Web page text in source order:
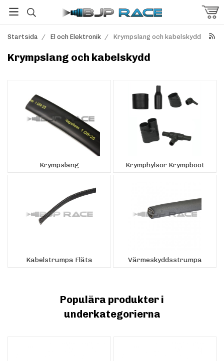
Startsida / El och Elektronik / Krympslang och kabelskydd
Krympslang och kabelskydd
Krympslang Krymphylsor Krympboot
Kabelstrumpa Fläta Värmeskyddsstrumpa
Populära produkter i
underkategorierna